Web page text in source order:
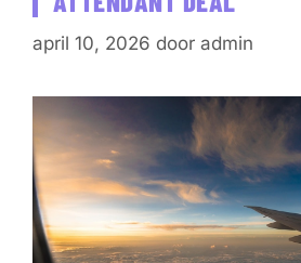
april 10, 2026 door admin